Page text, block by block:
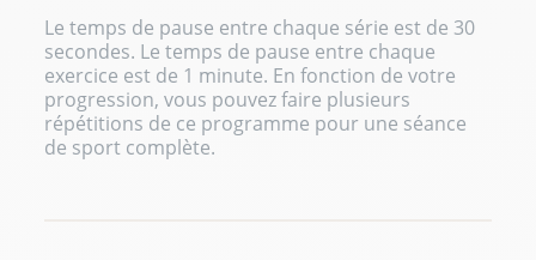
Le temps de pause entre chaque série est de 30
secondes. Le temps de pause entre chaque
exercice est de 1 minute. En fonction de votre
progression, vous pouvez faire plusieurs
répétitions de ce programme pour une séance
de sport complète.